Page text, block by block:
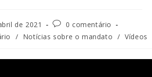
de 2021
0 comentário
/ Notícias sobre o mandato / Vídeos